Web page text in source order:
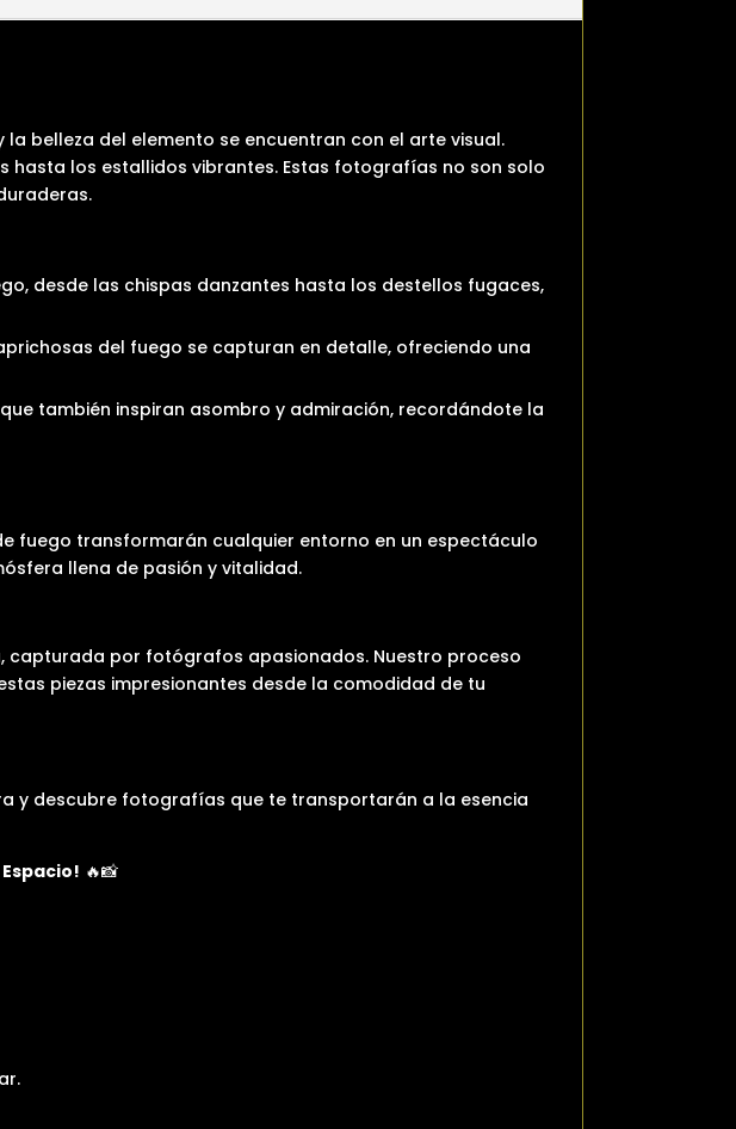
belleza del elemento se encuentran con el arte visual.
los estallidos vibrantes. Estas fotografías no son solo
desde las chispas danzantes hasta los destellos fugaces,
del fuego se capturan en detalle, ofreciendo una
también inspiran asombro y admiración, recordándote la
fuego transformarán cualquier entorno en un espectáculo
llena de pasión y vitalidad.
capturada por fotógrafos apasionados. Nuestro proceso
piezas impresionantes desde la comodidad de tu
y descubre fotografías que te transportarán a la esencia
🔥📸